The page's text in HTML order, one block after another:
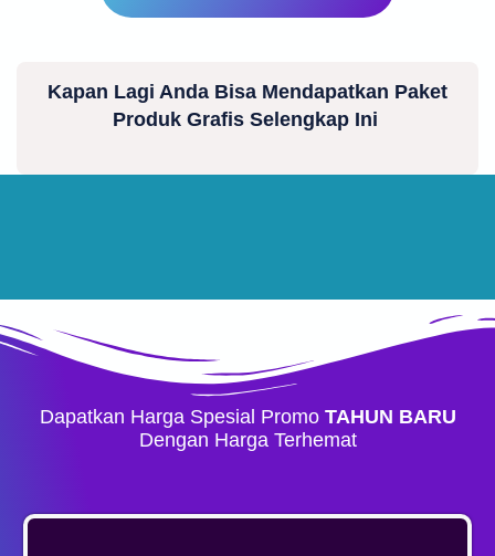
Kapan Lagi Anda Bisa Mendapatkan Paket
Produk Grafis Selengkap Ini
Dapatkan Harga Spesial Promo TAHUN BARU
Dengan Harga Terhemat